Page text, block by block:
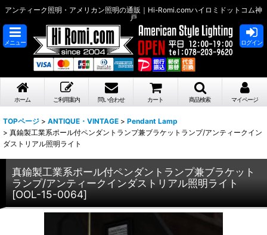
アンティーク照明・アメリカン照明の通販｜Hi-Romi.comハイロミドットコム神
戸
メニュー ログイン
ホーム ご利用案内 問い合わせ カート 商品検索 マイページ
TOPページ > ANTIQUE・VINTAGE > Pendant Lamp
> 真鍮製工業系ポール付ペンダントランプ兼ブラケットランプ/アンティークイン
ダストリアル照明ライト
真鍮製工業系ポール付ペンダントランプ兼ブラケット
ランプ/アンティークインダストリアル照明ライト
[OOL-15-0064]